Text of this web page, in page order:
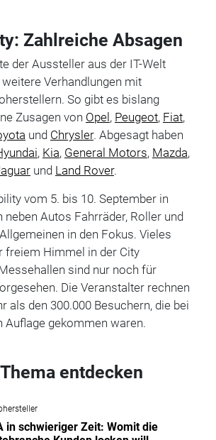
Zahlreiche Absagen
der Aussteller aus der IT-Welt
Verhandlungen mit
So gibt es bislang
Zusagen von Opel, Peugeot, Fiat,
und Chrysler. Abgesagt haben
, Kia, General Motors, Mazda,
und Land Rover.
vom 5. bis 10. September in
neben Autos Fahrräder, Roller und
in den Fokus. Vieles
freiem Himmel in der City
sind nur noch für
Die Veranstalter rechnen
als den 300.000 Besuchern, die bei
Auflage gekommen waren.
entdecken
in schwieriger Zeit: Womit die